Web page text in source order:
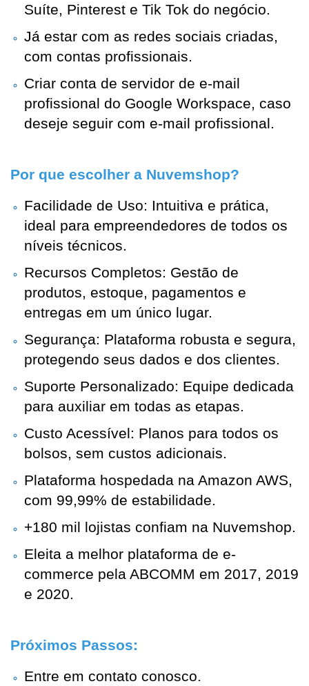
Suíte, Pinterest e Tik Tok do negócio.
Já estar com as redes sociais criadas,
com contas profissionais.
Criar conta de servidor de e-mail
profissional do Google Workspace, caso
deseje seguir com e-mail profissional.
Por que escolher a Nuvemshop?
Facilidade de Uso: Intuitiva e prática,
ideal para empreendedores de todos os
níveis técnicos.
Recursos Completos: Gestão de
produtos, estoque, pagamentos e
entregas em um único lugar.
Segurança: Plataforma robusta e segura,
protegendo seus dados e dos clientes.
Suporte Personalizado: Equipe dedicada
para auxiliar em todas as etapas.
Custo Acessível: Planos para todos os
bolsos, sem custos adicionais.
Plataforma hospedada na Amazon AWS,
com 99,99% de estabilidade.
+180 mil lojistas confiam na Nuvemshop.
Eleita a melhor plataforma de e-
commerce pela ABCOMM em 2017, 2019
e 2020.
Próximos Passos:
Entre em contato conosco.